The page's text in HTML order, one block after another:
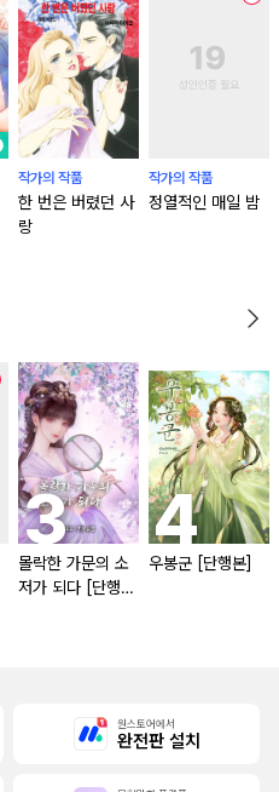
작가의 작품
한 번은 버렸던 사
랑
작가의 작품
정열적인 매일 밤
몰락한 가문의 소
저가 되다 [단행
우봉군 [단행본]
원스토어에서
완전판 설치